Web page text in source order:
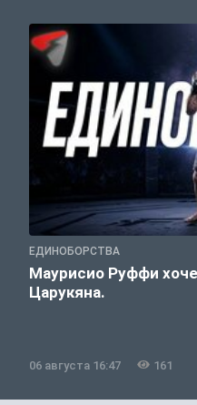
ЕДИНОБОРСТВА
Маурисио Руффи
Царукяна.
06 августа 16:47 161